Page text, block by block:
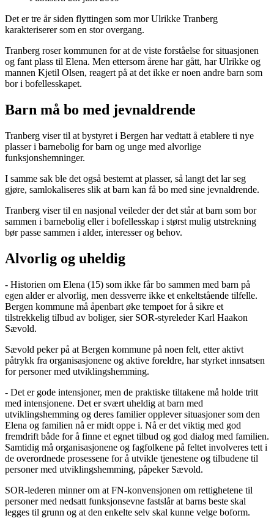
Det er tre år siden flyttingen som mor Ulrikke Tranberg
karakteriserer som en stor overgang.
Tranberg roser kommunen for at de viste forståelse for situasjonen
og fant plass til Elena. Men ettersom årene har gått, har Ulrikke og
mannen Kjetil Olsen, reagert på at det ikke er noen andre barn som
bor i bofellesskapet.
Barn må bo med jevnaldrende
Tranberg viser til at bystyret i Bergen har vedtatt å etablere ti nye
plasser i barnebolig for barn og unge med alvorlige
funksjonshemninger.
I samme sak ble det også bestemt at plasser, så langt det lar seg
gjøre, samlokaliseres slik at barn kan få bo med sine jevnaldrende.
Tranberg viser til en nasjonal veileder der det står at barn som bor
sammen i barnebolig eller i bofellesskap i størst mulig utstrekning
bør passe sammen i alder, interesser og behov.
Alvorlig og uheldig
- Historien om Elena (15) som ikke får bo sammen med barn på
egen alder er alvorlig, men dessverre ikke et enkeltstående tilfelle.
Bergen kommune må åpenbart øke tempoet for å sikre et
tilstrekkelig tilbud av boliger, sier SOR-styreleder Karl Haakon
Sævold.
Sævold peker på at Bergen kommune på noen felt, etter aktivt
påtrykk fra organisasjonene og aktive foreldre, har styrket innsatsen
for personer med utviklingshemming.
- Det er gode intensjoner, men de praktiske tiltakene må holde tritt
med intensjonene. Det er svært uheldig at barn med
utviklingshemming og deres familier opplever situasjoner som den
Elena og familien nå er midt oppe i. Nå er det viktig med god
fremdrift både for å finne et egnet tilbud og god dialog med familien.
Samtidig må organisasjonene og fagfolkene på feltet involveres tett i
de overordnede prosessene for å utvikle tjenestene og tilbudene til
personer med utviklingshemming, påpeker Sævold.
SOR-lederen minner om at FN-konvensjonen om rettighetene til
personer med nedsatt funksjonsevne fastslår at barns beste skal
legges til grunn og at den enkelte selv skal kunne velge boform.